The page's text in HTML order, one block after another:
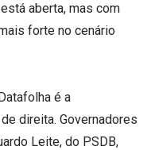
aberta, mas com
forte no cenário
é a
direita. Governadores
Leite, do PSDB,